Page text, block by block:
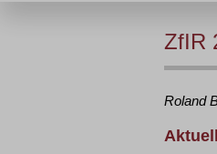
ZfIR
Roland